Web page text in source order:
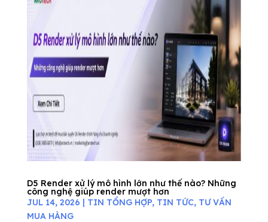
D5 Render xử lý mô hình lớn như thế nào? Những
công nghệ giúp render mượt hơn
JUL 14, 2026 | TIN TỔNG HỢP, TIN TỨC, TƯ VẤN
MUA HÀNG